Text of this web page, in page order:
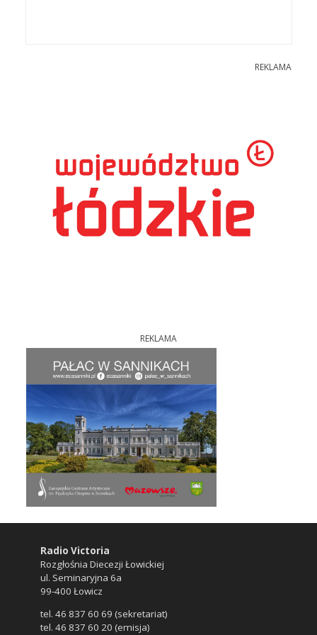
REKLAMA
REKLAMA
Radio Victoria
Rozgłośnia Diecezji Łowickiej
ul. Seminaryjna 6a
99-400 Łowicz
tel. 46 837 60 69 (sekretariat)
tel. 46 837 60 20 (emisja)